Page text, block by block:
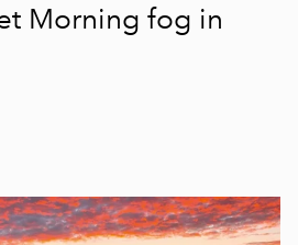
Morning fog in